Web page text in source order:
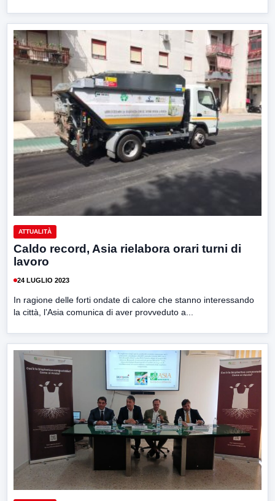
ATTUALITÀ
Caldo record, Asia rielabora orari turni di
lavoro
24 LUGLIO 2023
In ragione delle forti ondate di calore che stanno interessando
la città, l’Asia comunica di aver provveduto a...